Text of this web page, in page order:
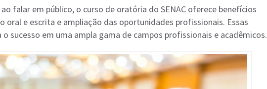
falar em público, o curso de oratória do SENAC oferece benefícios
oral e escrita e ampliação das oportunidades profissionais. Essas
o sucesso em uma ampla gama de campos profissionais e acadêmicos.